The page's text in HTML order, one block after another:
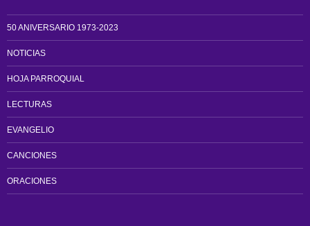
50 ANIVERSARIO 1973-2023
NOTICIAS
HOJA PARROQUIAL
LECTURAS
EVANGELIO
CANCIONES
ORACIONES